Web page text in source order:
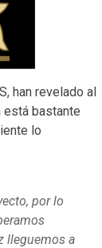
han revelado al
está bastante
lo
por lo
lleguemos a